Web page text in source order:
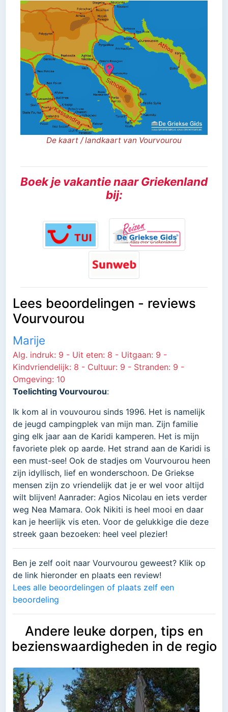
De kaart / landkaart van Vourvourou
Boek je vakantie naar Griekenland
bij:
Lees beoordelingen - reviews
Vourvourou
Marije
Alg. indruk: 9 - Uit eten: 8 - Uitgaan: 9 -
Kindvriendelijk: 8 - Cultuur: 9 - Stranden: 9 -
Omgeving: 10
Toelichting Vourvourou:
Ik kom al in vouvourou sinds 1996. Het is namelijk
de jeugd campingplek van mijn man. Zijn familie
ging elk jaar aan de Karidi kamperen. Het is mijn
favoriete plek op aarde. Het strand aan de Karidi is
een must-see! Ook de stadjes om Vourvourou heen
zijn idyllisch, lief en wonderschoon. De Griekse
mensen zijn zo vriendelijk dat je er wel voor altijd
wilt blijven! Aanrader: Agios Nicolau en iets verder
weg Nea Mamara. Ook Nikiti is heel mooi en daar
kan je heerlijk vis eten. Voor de gelukkige die deze
streek gaan bezoeken: heel veel plezier!
Ben je zelf ooit naar Vourvourou geweest? Klik op
de link hieronder en plaats een review!
Lees alle beoordelingen of plaats zelf een
beoordeling
Andere leuke dorpen, tips en
bezienswaardigheden in de regio